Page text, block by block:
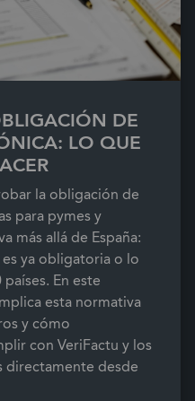
DE
LO QUE
la obligación de
para pymes y
más allá de España:
ya obligatoria o lo
En este
esta normativa
y cómo
con VeriFactu y los
directamente desde